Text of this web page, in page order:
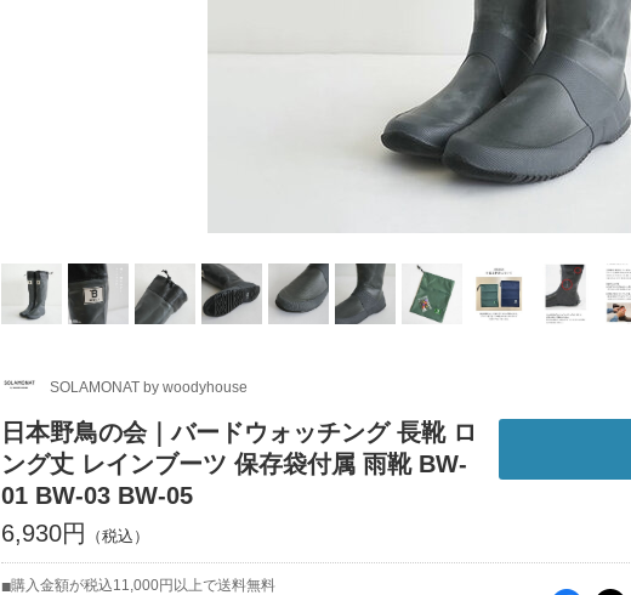
SOLAMONAT by woodyhouse
日本野鳥の会｜バードウォッチング 長靴 ロ
ング丈 レインブーツ 保存袋付属 雨靴 BW-
01 BW-03 BW-05
6,930円
購入金額が税込11,000円以上で送料無料